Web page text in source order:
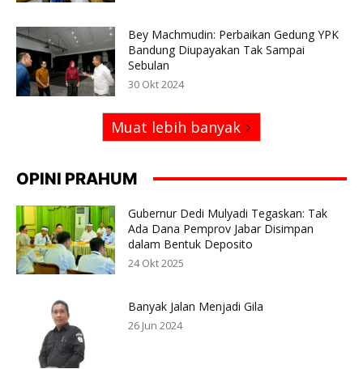
Bey Machmudin: Perbaikan Gedung YPK
Bandung Diupayakan Tak Sampai
Sebulan
30 Okt 2024
Muat lebih banyak
OPINI PRAHUM
Gubernur Dedi Mulyadi Tegaskan: Tak
Ada Dana Pemprov Jabar Disimpan
dalam Bentuk Deposito
24 Okt 2025
Banyak Jalan Menjadi Gila
26 Jun 2024